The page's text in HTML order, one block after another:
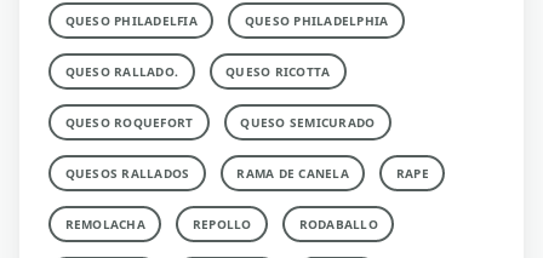
QUESO PHILADELFIA QUESO PHILADELPHIA
QUESO RALLADO. QUESO RICOTTA
QUESO ROQUEFORT QUESO SEMICURADO
QUESOS RALLADOS RAMA DE CANELA RAPE
REMOLACHA REPOLLO RODABALLO